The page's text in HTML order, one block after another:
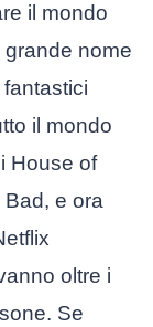
il mondo
grande nome
il mondo
House of
e ora
oltre i
Se